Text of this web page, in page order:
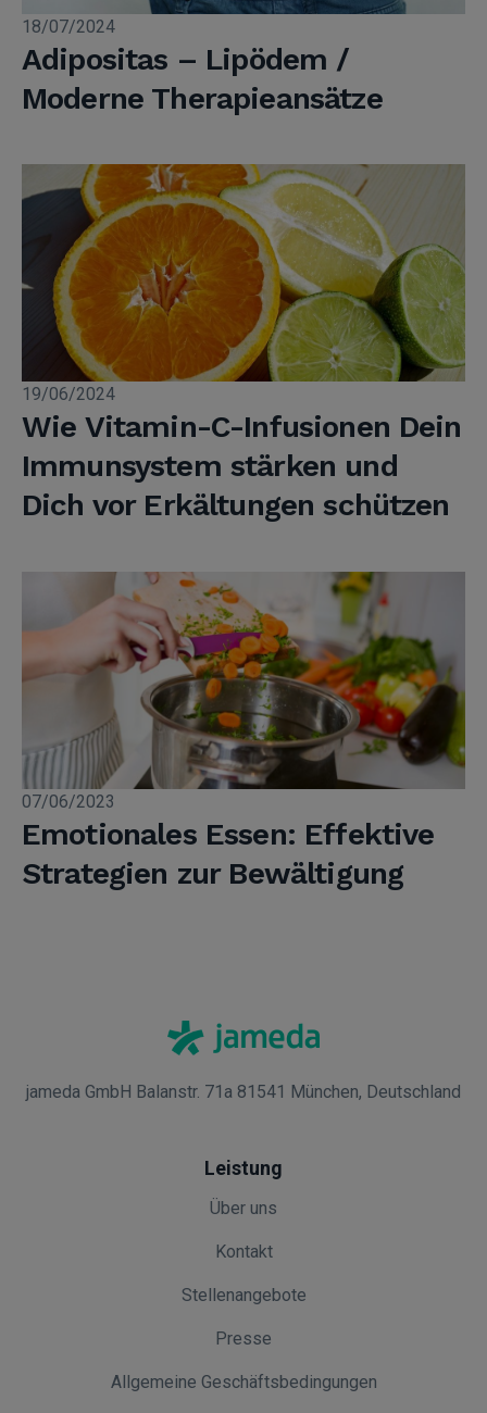
18/07/2024
Adipositas – Lipödem /
Moderne Therapieansätze
19/06/2024
Wie Vitamin-C-Infusionen Dein
Immunsystem stärken und
Dich vor Erkältungen schützen
07/06/2023
Emotionales Essen: Effektive
Strategien zur Bewältigung
jameda GmbH Balanstr. 71a 81541 München, Deutschland
Leistung
Über uns
Kontakt
Stellenangebote
Presse
Allgemeine Geschäftsbedingungen